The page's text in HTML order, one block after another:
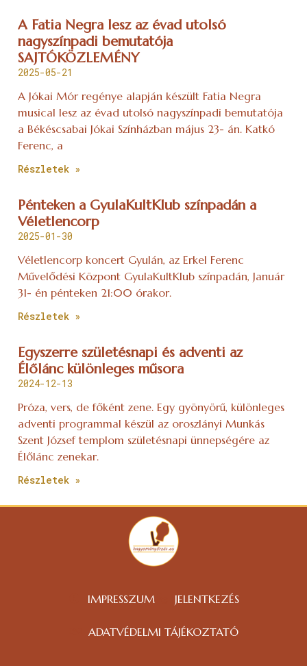
A Fatia Negra lesz az évad utolsó
nagyszínpadi bemutatója
SAJTÓKÖZLEMÉNY
2025-05-21
A Jókai Mór regénye alapján készült Fatia Negra
musical lesz az évad utolsó nagyszínpadi bemutatója
a Békéscsabai Jókai Színházban május 23- án. Katkó
Ferenc, a
Részletek »
Pénteken a GyulaKultKlub színpadán a
Véletlencorp
2025-01-30
Véletlencorp koncert Gyulán, az Erkel Ferenc
Művelődési Központ GyulaKultKlub színpadán, Január
31- én pénteken 21:00 órakor.
Részletek »
Egyszerre születésnapi és adventi az
Élőlánc különleges műsora
2024-12-13
Próza, vers, de főként zene. Egy gyönyörű, különleges
adventi programmal készül az oroszlányi Munkás
Szent József templom születésnapi ünnepségére az
Élőlánc zenekar.
Részletek »
IMPRESSZUM JELENTKEZÉS
ADATVÉDELMI TÁJÉKOZTATÓ